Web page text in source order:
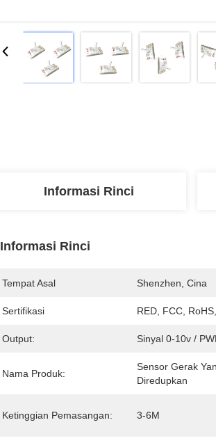
Informasi Rinci
Informasi Rinci
Tempat Asal Shenzhen, Cina
Sertifikasi RED, FCC,
Output: Sinyal 0-10v /
Nama Produk:
Sensor Gerak
Diredupkan
Ketinggian Pemasangan: 3-6M